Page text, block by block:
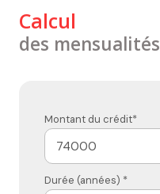
Calcul
des mensualités
Montant du crédit*
Durée (années) *